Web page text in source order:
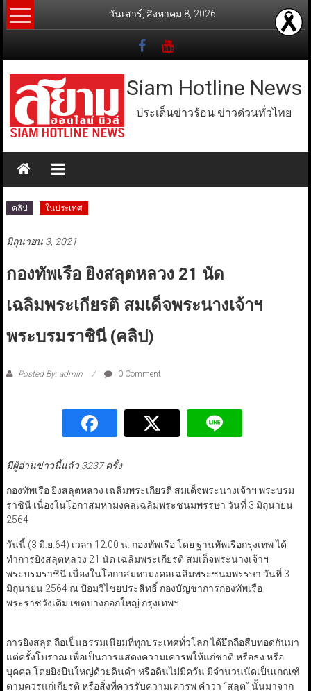
Skip
to
วันเสาร์, สิงหาคม 8, 2026
Siam Hotline News
ประเด็นข่าวร้อน ข่าวด่วนทั่วไทย
คลิป ในประเทศ
มิถุนายน 3, 2021
กองทัพเรือ ยิงสลุตหลวง 21 นัด
เฉลิมพระเกียรติ สมเด็จพระนางเจ้าฯ
พระบรมราชินี (คลิป)
Posted By: admin 0 Comment
มีผู้อ่านข่าวนี้แล้ว 3237 ครั้ง
กองทัพเรือ ยิงสลุตหลวง เฉลิมพระเกียรติ สมเด็จพระนางเจ้าฯ พระบรม
ราชินี เนื่องในโอกาสมหามงคลเฉลิมพระชนมพรรษา วันที่ 3 มิถุนายน
2564
วันนี้ (3 มิ.ย.64) เวลา 12.00 น. กองทัพเรือ โดย ฐานทัพเรือกรุงเทพ ได้
ทำการยิงสลุตหลวง 21 นัด เฉลิมพระเกียรติ สมเด็จพระนางเจ้าฯ
พระบรมราชินี เนื่องในโอกาสมหามงคลเฉลิมพระชนมพรรษา วันที่ 3
มิถุนายน 2564 ณ ป้อมวิไชยประสิทธิ์ กองบัญชาการกองทัพเรือ
พระราชวังเดิม เขตบางกอกใหญ่ กรุงเทพฯ
การยิงสลุต ถือเป็นธรรมเนียมที่ทุกประเทศทั่วโลก ได้ยึดถือสืบทอดกันมา
แต่ครั้งโบราณ เพื่อเป็นการแสดงความเคารพให้แก่ชาติ หรือธง หรือ
บุคคล โดยยิงปืนใหญ่ด้วยดินดำ หรือดินไม่มีควัน มีจำนวนนัดเป็นเกณฑ์
ตามควรแก่เกียรติ หรือสิ่งที่ควรรับความเคารพ คำว่า “สลุต” นั้นมาจาก